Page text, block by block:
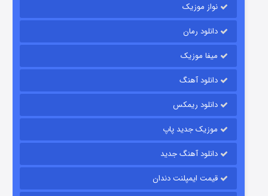
قسمت۱۵ (دوبله) منتشر شد
نواز موزیک
دانلود رمان
میفا موزیک
دانلود آهنگ
دانلود ریمکس
موزیک جدید پاپ
دانلود آهنگ جدید
قیمت ایمپلنت دندان